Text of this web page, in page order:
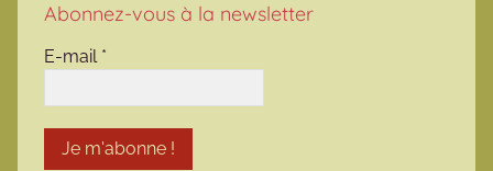
Abonnez-vous à la newsletter
E-mail *